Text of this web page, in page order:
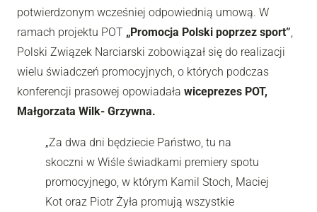
potwierdzonym wcześniej odpowiednią umową. W
ramach projektu POT „Promocja Polski poprzez sport”,
Polski Związek Narciarski zobowiązał się do realizacji
wielu świadczeń promocyjnych, o których podczas
konferencji prasowej opowiadała wiceprezes POT,
Małgorzata Wilk- Grzywna.
„Za dwa dni będziecie Państwo, tu na
skoczni w Wiśle świadkami premiery spotu
promocyjnego, w którym Kamil Stoch, Maciej
Kot oraz Piotr Żyła promują wszystkie